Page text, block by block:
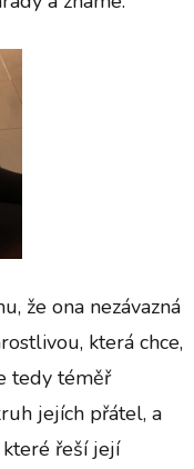
že ona nezávazná
která chce,
tedy téměř
jejích přátel, a
řeší její